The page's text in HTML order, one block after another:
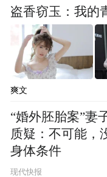
盗香窃玉：我的
爽文
“婚外胚胎案”妻
质疑：不可能，
身体条件
现代快报